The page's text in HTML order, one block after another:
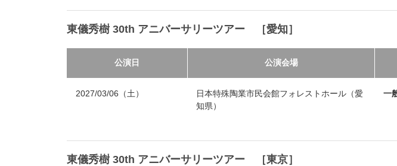
東儀秀樹 30th アニバーサリーツアー ［愛知］
公演日 公演会場
2027/03/06（土）
日本特殊陶業市民会館フォレストホール（愛
知県）
一
東儀秀樹 30th アニバーサリーツアー ［東京］